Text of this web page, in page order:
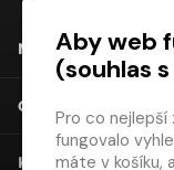
NÁKUP
O SPOLEČNOSTI
KONTAKT
Aby web
(souhlas
Pro co
fungovalo
máte v košíku,